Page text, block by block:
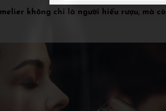
không chỉ là người hiểu rượu, mà